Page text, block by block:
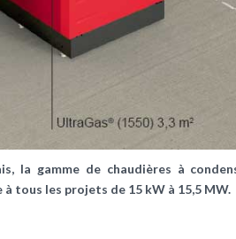
la gamme de chaudières à
à tous les projets de 15 kW à 15,5 MW.